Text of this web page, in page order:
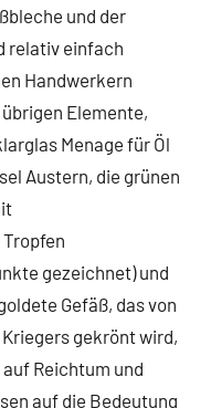
und der
relativ einfach
Handwerkern
Elemente,
Menage für Öl
Austern, die grünen
gezeichnet) und
Gefäß, das von
gekrönt wird,
Reichtum und
auf die Bedeutung